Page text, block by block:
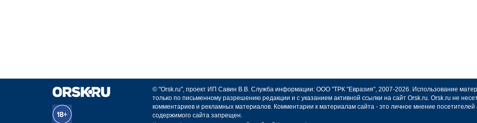
© "Orsk.ru", проект ИП Савин В.В. Служба информации: ООО "ТРК "Евразия", 2007-2026. Использование
только по письменному разрешению редакции и с указанием активной ссылки на сайт Orsk.ru. Orsk.ru не
комментариев и рекламных материалов. Комментарии к материалам сайта - это личное мнение
содержимого сайта запрещен.